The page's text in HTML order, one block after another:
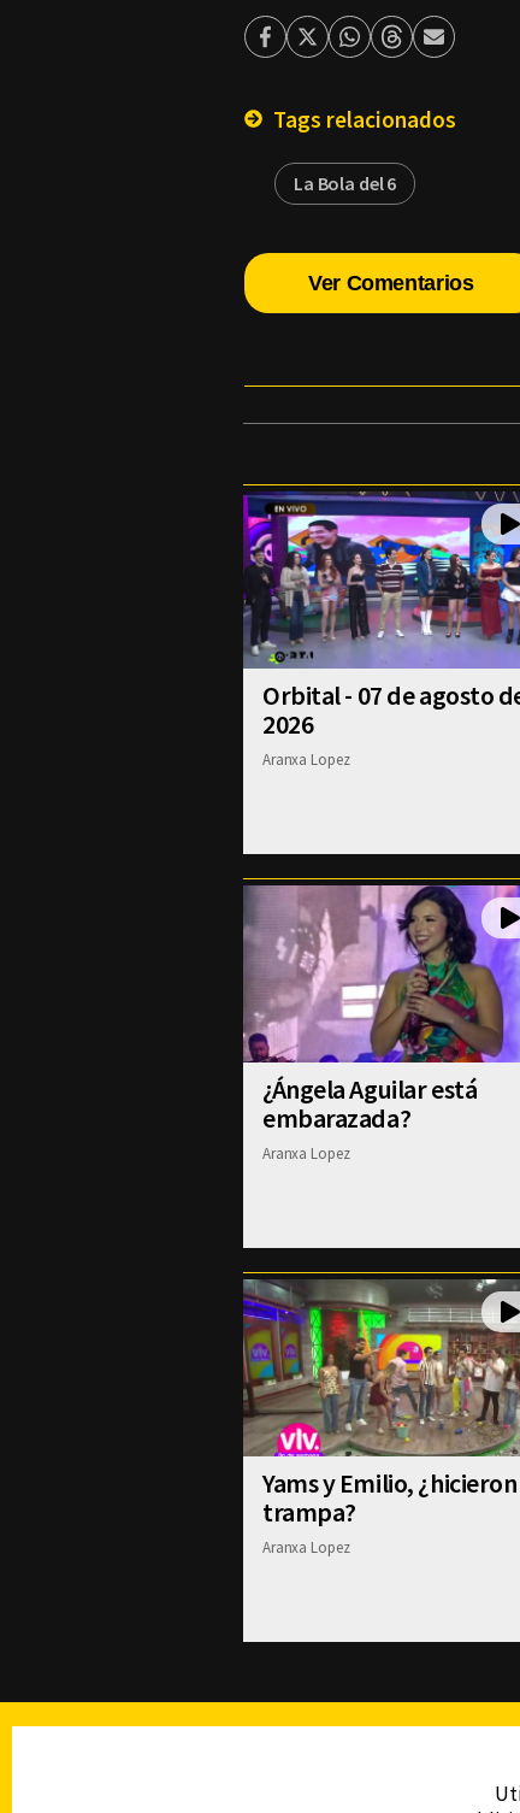
Facebook
TwitterWhatsapp
ThreadsEnviar
Tags relacionados
La Bola del 6
Ver Comentarios
Orbital - 07 de agosto
2026
Aranxa Lopez
¿Ángela Aguilar está
embarazada?
Aranxa Lopez
Yams y Emilio, ¿hicieron
trampa?
Aranxa Lopez